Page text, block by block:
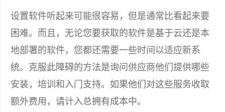
设置软件听起来可能很容易，但是通常比看起来要
困难。而且，无论您要获取的软件是基于云还是本
地部署的软件，您都还需要一些时间以适应新系
统。克服此障碍的方法是询问供应商他们提供哪些
安装，培训和入门支持。如果他们对这些服务收取
额外费用，请计入总拥有成本中。